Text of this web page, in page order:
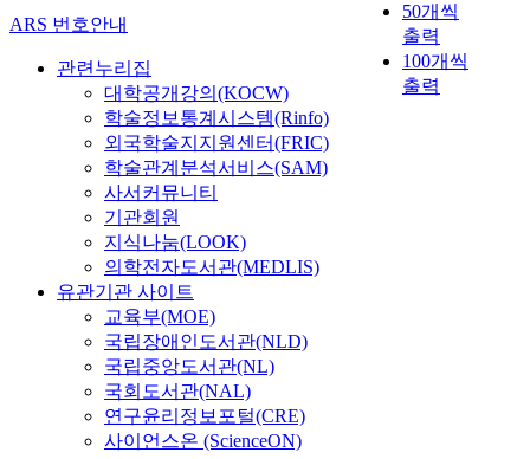
50개씩
출력
100개씩
출력
ARS 번호안내
관련누리집
대학공개강의(KOCW)
학술정보통계시스템(Rinfo)
외국학술지지원센터(FRIC)
학술관계분석서비스(SAM)
사서커뮤니티
기관회원
지식나눔(LOOK)
의학전자도서관(MEDLIS)
유관기관 사이트
교육부(MOE)
국립장애인도서관(NLD)
국립중앙도서관(NL)
국회도서관(NAL)
연구윤리정보포털(CRE)
사이언스온 (ScienceON)